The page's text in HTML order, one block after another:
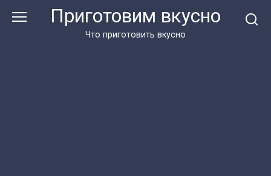
Приготовим вкусно
Что приготовить вкусно